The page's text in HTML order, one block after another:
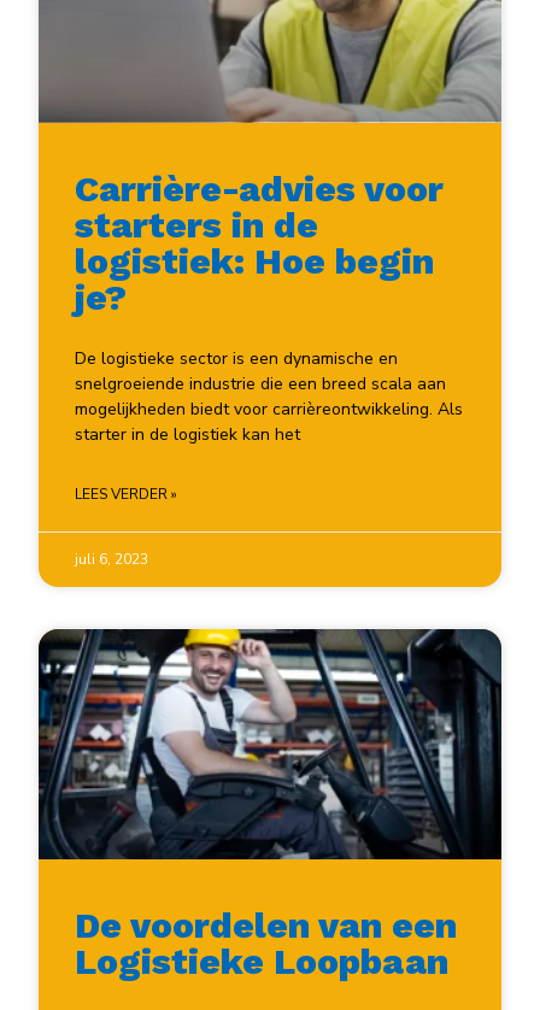
Carrière-advies voor
starters in de
logistiek: Hoe begin
je?
De logistieke sector is een dynamische en
snelgroeiende industrie die een breed scala aan
mogelijkheden biedt voor carrièreontwikkeling. Als
starter in de logistiek kan het
LEES VERDER »
juli 6, 2023
De voordelen van een
Logistieke Loopbaan